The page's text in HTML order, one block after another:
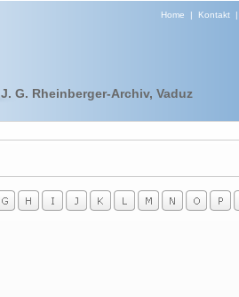
Home | Kontakt|
J. G. Rheinberger-Archiv, Vaduz